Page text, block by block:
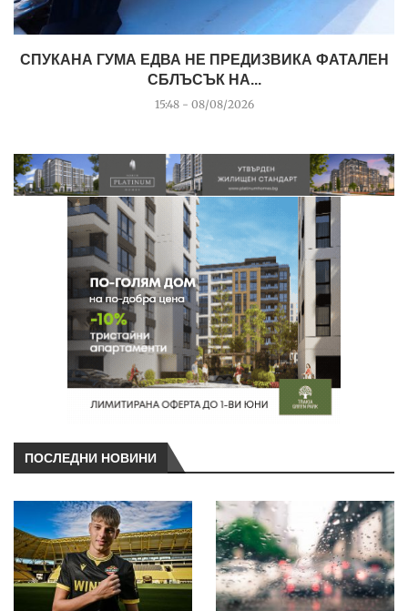
СПУКАНА ГУМА ЕДВА НЕ ПРЕДИЗВИКА ФАТАЛЕН
СБЛЪСЪК НА...
15:48 - 08/08/2026
ПОСЛЕДНИ НОВИНИ